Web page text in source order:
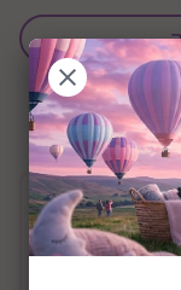
לעריסה